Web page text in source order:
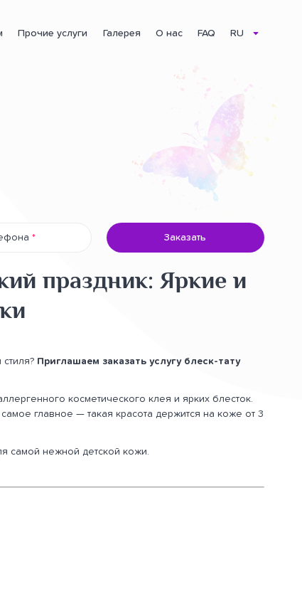
Прочие услуги Галерея О нас FAQ RU
Заказать
праздник: Яркие и
Приглашаем заказать услугу блеск-тату
косметического клея и ярких блесток.
главное — такая красота держится на коже от 3
самой нежной детской кожи.